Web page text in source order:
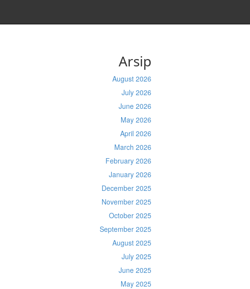
Arsip
August 2026
July 2026
June 2026
May 2026
April 2026
March 2026
February 2026
January 2026
December 2025
November 2025
October 2025
September 2025
August 2025
July 2025
June 2025
May 2025